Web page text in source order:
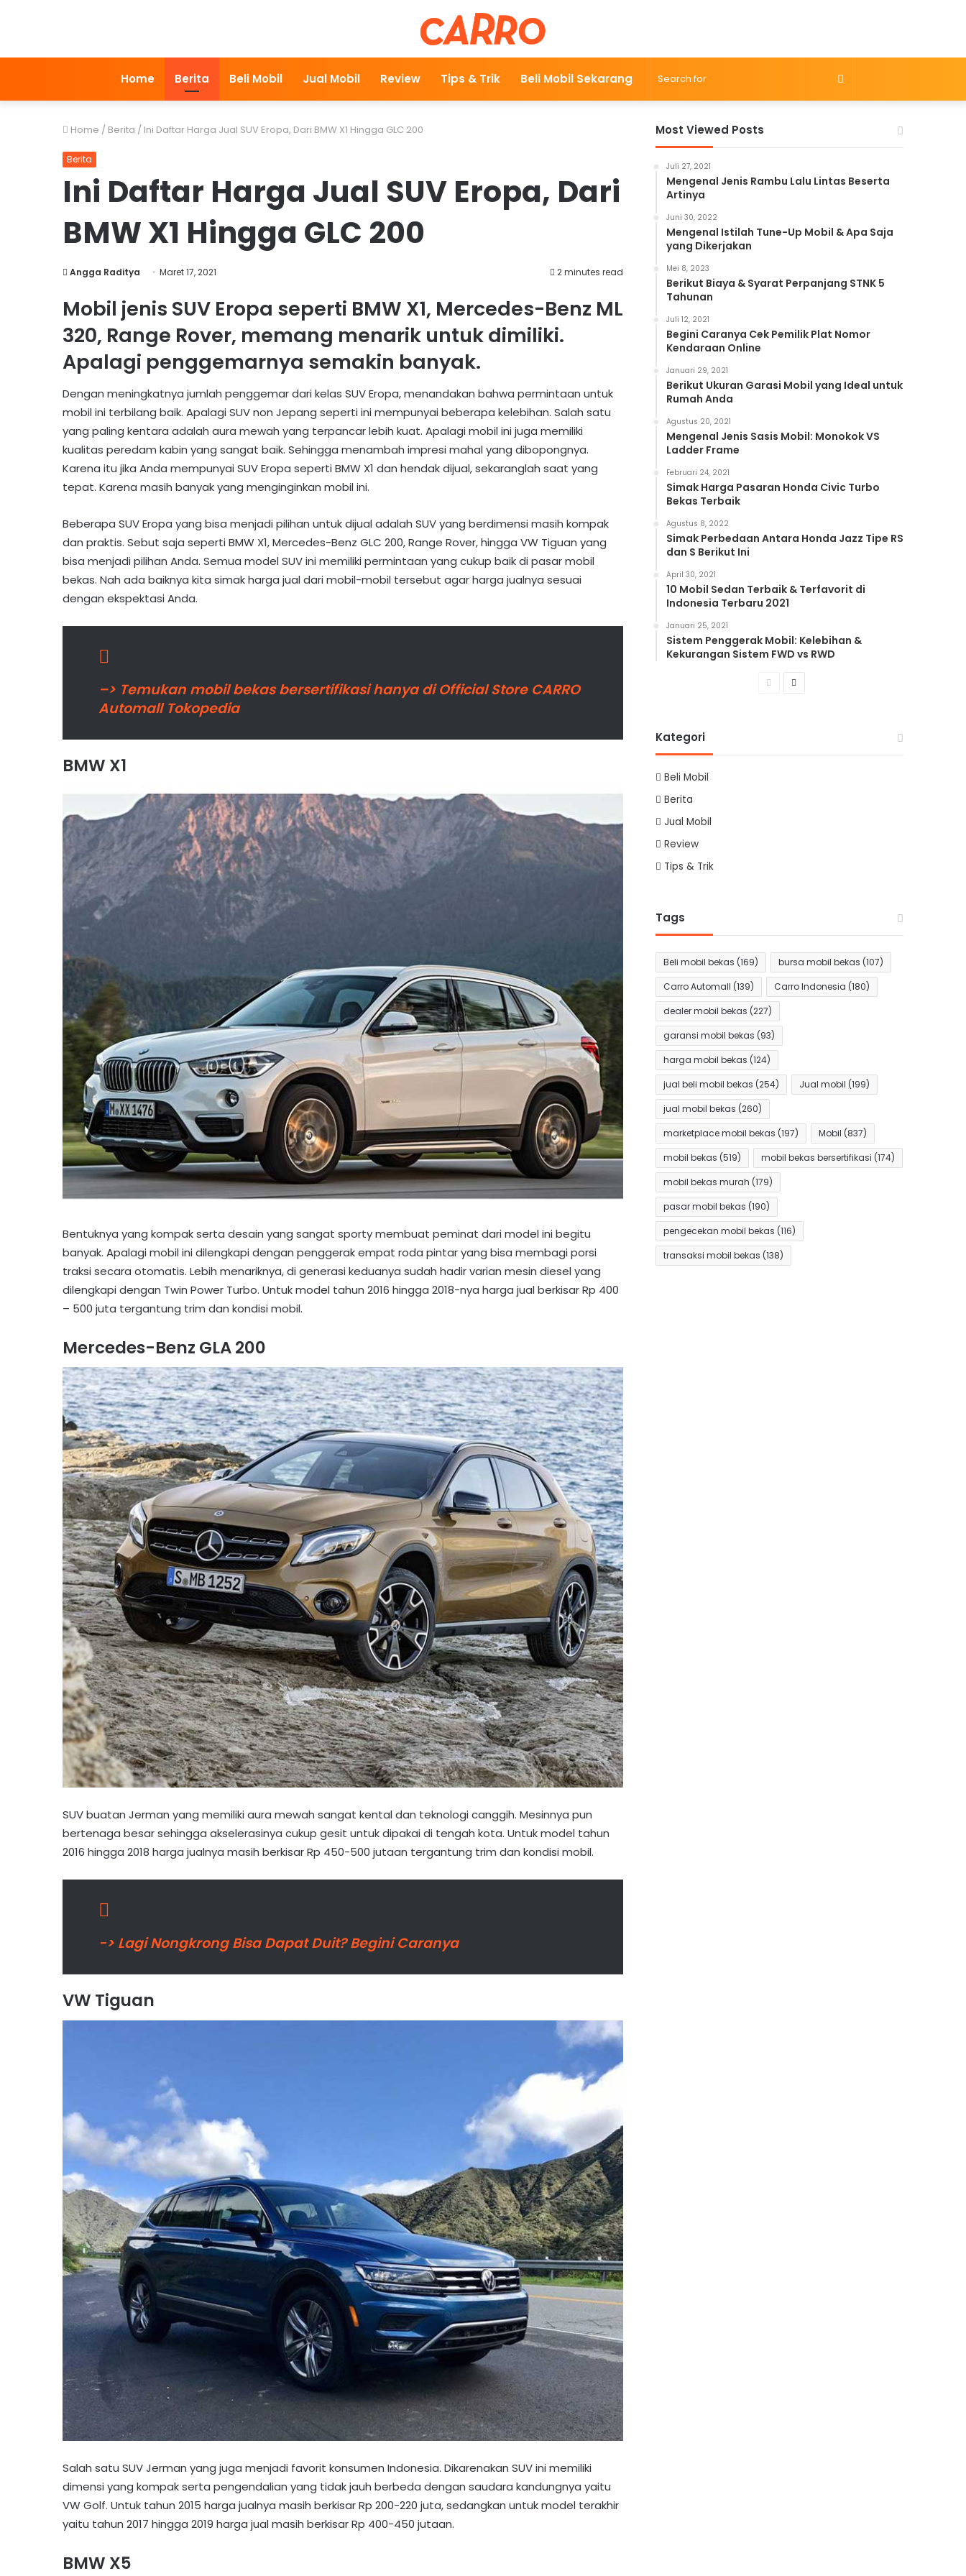
Home Berita Beli Mobil Jual Mobil Review Tips & Trik Beli Mobil Sekarang Search
Home / Berita / Ini Daftar Harga Jual SUV Eropa, Dari BMW X1 Hingga GLC 200
Berita
Ini Daftar Harga Jual SUV Eropa, Dari
BMW X1 Hingga GLC 200
Angga Raditya Maret 17, 2021 2 minutes read
Mobil jenis SUV Eropa seperti BMW X1, Mercedes-Benz ML
320, Range Rover, memang menarik untuk dimiliki.
Apalagi penggemarnya semakin banyak.
Dengan meningkatnya jumlah penggemar dari kelas SUV Eropa, menandakan bahwa permintaan untuk
mobil ini terbilang baik. Apalagi SUV non Jepang seperti ini mempunyai beberapa kelebihan. Salah satu
yang paling kentara adalah aura mewah yang terpancar lebih kuat. Apalagi mobil ini juga memiliki
kualitas peredam kabin yang sangat baik. Sehingga menambah impresi mahal yang dibopongnya.
Karena itu jika Anda mempunyai SUV Eropa seperti BMW X1 dan hendak dijual, sekaranglah saat yang
tepat. Karena masih banyak yang menginginkan mobil ini.
Beberapa SUV Eropa yang bisa menjadi pilihan untuk dijual adalah SUV yang berdimensi masih kompak
dan praktis. Sebut saja seperti BMW X1, Mercedes-Benz GLC 200, Range Rover, hingga VW Tiguan yang
bisa menjadi pilihan Anda. Semua model SUV ini memiliki permintaan yang cukup baik di pasar mobil
bekas. Nah ada baiknya kita simak harga jual dari mobil-mobil tersebut agar harga jualnya sesuai
dengan ekspektasi Anda.
–> Temukan mobil bekas bersertifikasi hanya di Official Store CARRO
Automall Tokopedia
BMW X1
Bentuknya yang kompak serta desain yang sangat sporty membuat peminat dari model ini begitu
banyak. Apalagi mobil ini dilengkapi dengan penggerak empat roda pintar yang bisa membagi porsi
traksi secara otomatis. Lebih menariknya, di generasi keduanya sudah hadir varian mesin diesel yang
dilengkapi dengan Twin Power Turbo. Untuk model tahun 2016 hingga 2018-nya harga jual berkisar Rp 400
– 500 juta tergantung trim dan kondisi mobil.
Mercedes-Benz GLA 200
SUV buatan Jerman yang memiliki aura mewah sangat kental dan teknologi canggih. Mesinnya pun
bertenaga besar sehingga akselerasinya cukup gesit untuk dipakai di tengah kota. Untuk model tahun
2016 hingga 2018 harga jualnya masih berkisar Rp 450-500 jutaan tergantung trim dan kondisi mobil.
-> Lagi Nongkrong Bisa Dapat Duit? Begini Caranya
VW Tiguan
Salah satu SUV Jerman yang juga menjadi favorit konsumen Indonesia. Dikarenakan SUV ini memiliki
dimensi yang kompak serta pengendalian yang tidak jauh berbeda dengan saudara kandungnya yaitu
VW Golf. Untuk tahun 2015 harga jualnya masih berkisar Rp 200-220 juta, sedangkan untuk model terakhir
yaitu tahun 2017 hingga 2019 harga jual masih berkisar Rp 400-450 jutaan.
BMW X5
Most Viewed Posts
Juli 27, 2021
Mengenal Jenis Rambu Lalu Lintas Beserta
Artinya
Juni 30, 2022
Mengenal Istilah Tune-Up Mobil & Apa Saja
yang Dikerjakan
Mei 8, 2023
Berikut Biaya & Syarat Perpanjang STNK 5
Tahunan
Juli 12, 2021
Begini Caranya Cek Pemilik Plat Nomor
Kendaraan Online
Januari 29, 2021
Berikut Ukuran Garasi Mobil yang Ideal untuk
Rumah Anda
Agustus 20, 2021
Mengenal Jenis Sasis Mobil: Monokok VS
Ladder Frame
Februari 24, 2021
Simak Harga Pasaran Honda Civic Turbo
Bekas Terbaik
Agustus 8, 2022
Simak Perbedaan Antara Honda Jazz Tipe RS
dan S Berikut Ini
April 30, 2021
10 Mobil Sedan Terbaik & Terfavorit di
Indonesia Terbaru 2021
Januari 25, 2021
Sistem Penggerak Mobil: Kelebihan &
Kekurangan Sistem FWD vs RWD
Previous
Kategori
Beli Mobil
Berita
Jual Mobil
Review
Tips & Trik
Tags
Beli mobil bekas (169) bursa mobil bekas (107)
Carro Automall (139) Carro Indonesia (180)
dealer mobil bekas (227)
garansi mobil bekas (93)
harga mobil bekas (124)
jual beli mobil bekas (254) Jual mobil (199)
jual mobil bekas (260)
marketplace mobil bekas (197) Mobil (837)
mobil bekas (519) mobil bekas bersertifikasi (174)
mobil bekas murah (179)
pasar mobil bekas (190)
pengecekan mobil bekas (116)
transaksi mobil bekas (138)